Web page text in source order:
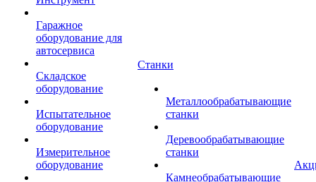
Гаражное
оборудование для
автосервиса
Складское
оборудование
Испытательное
оборудование
Измерительное
оборудование
Станки
Металлообрабатывающие
станки
Деревообрабатывающие
станки
Камнеобрабатывающие